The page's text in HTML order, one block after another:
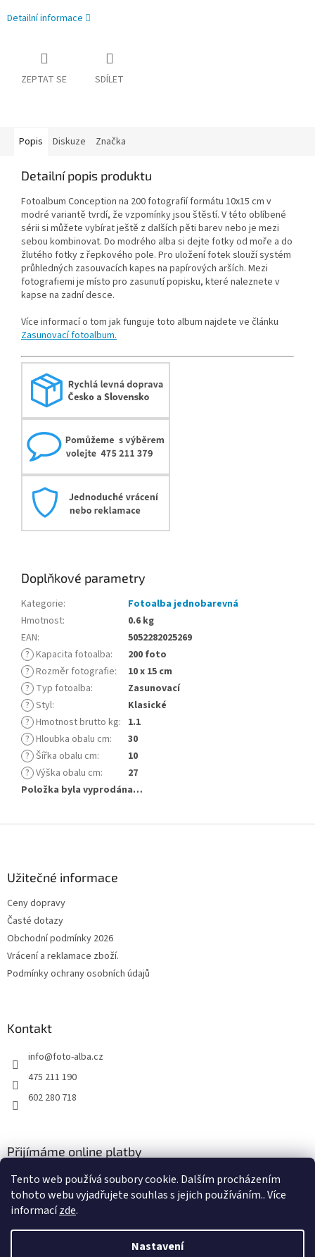
Tento web používá soubory cookie. Dalším procházením
tohoto webu vyjadřujete souhlas s jejich používáním.. Více
informacízde.
Nastavení
Detailní informace
ZEPTAT SE SDÍLET
Popis Diskuze Značka
Detailní popis produktu
Fotoalbum Conception na 200 fotografií formátu 10x15 cm v
modré variantě tvrdí, že vzpomínky jsou štěstí. V této oblíbené
sérii si můžete vybírat ještě z dalších pěti barev nebo je mezi
sebou kombinovat. Do modrého alba si dejte fotky od moře a do
žlutého fotky z řepkového pole. Pro uložení fotek slouží systém
průhledných zasouvacích kapes na papírových arších. Mezi
fotografiemi je místo pro zasunutí popisku, které naleznete v
kapse na zadní desce.
Více informací o tom jak funguje toto album najdete ve článku
Zasunovací fotoalbum.
Doplňkové parametry
Kategorie:
Fotoalba jednobarevná
Hmotnost:
0.6 kg
EAN:
5052282025269
? Kapacita fotoalba:
200 foto
? Rozměr fotografie:
10 x 15 cm
? Typ fotoalba:
Zasunovací
? Styl:
Klasické
? Hmotnost brutto kg: 1.1
? Hloubka obalu cm:
30
? Šířka obalu cm:
10
? Výška obalu cm:
27
Položka byla vyprodána…
Užitečné informace
Ceny dopravy
Časté dotazy
Obchodní podmínky 2026
Vrácení a reklamace zboží.
Podmínky ochrany osobních údajů
Kontakt
info@foto-alba.cz
475 211 190
602 280 718
Přijímáme online platby
Vytvořil Shoptet